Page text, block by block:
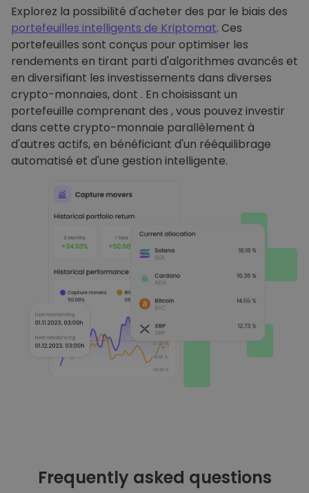
Explorez la possibilité d'acheter des par le biais des
portefeuilles intelligents de Kriptomat. Ces
portefeuilles sont conçus pour optimiser les
rendements en tirant parti d'algorithmes avancés et
en diversifiant les investissements dans diverses
crypto-monnaies, dont . En choisissant un
portefeuille comprenant des , vous pouvez investir
dans cette crypto-monnaie parallèlement à
d'autres actifs, en bénéficiant d'un rééquilibrage
automatisé et d'une gestion intelligente.
Frequently asked questions